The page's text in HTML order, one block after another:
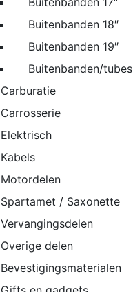
Buitenbanden 18″
Buitenbanden 19″
Buitenbanden/tubes
Carburatie
Carrosserie
Elektrisch
Kabels
Motordelen
Spartamet / Saxonette
Vervangingsdelen
Overige delen
Bevestigingsmaterialen